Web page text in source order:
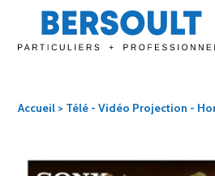
Accueil > Télé - Vidéo Projection -